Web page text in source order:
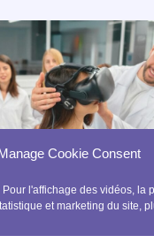
Cookie Consent
l'affichage des vidéos, la
et marketing du site,